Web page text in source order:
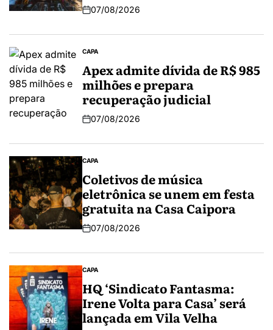
07/08/2026
CAPA
Apex admite dívida de R$ 985
milhões e prepara
recuperação judicial
07/08/2026
CAPA
Coletivos de música
eletrônica se unem em festa
gratuita na Casa Caipora
07/08/2026
CAPA
HQ ‘Sindicato Fantasma:
Irene Volta para Casa’ será
lançada em Vila Velha